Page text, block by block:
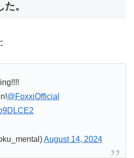
。
@FoxxiOfficial
August 14, 2024